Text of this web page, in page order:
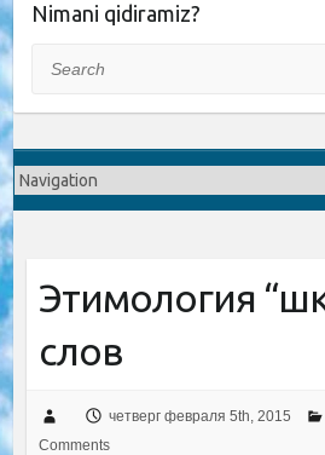
Nimani qidiramiz?
Этимология
слов
четверг февраля 5th, 2015
Comments